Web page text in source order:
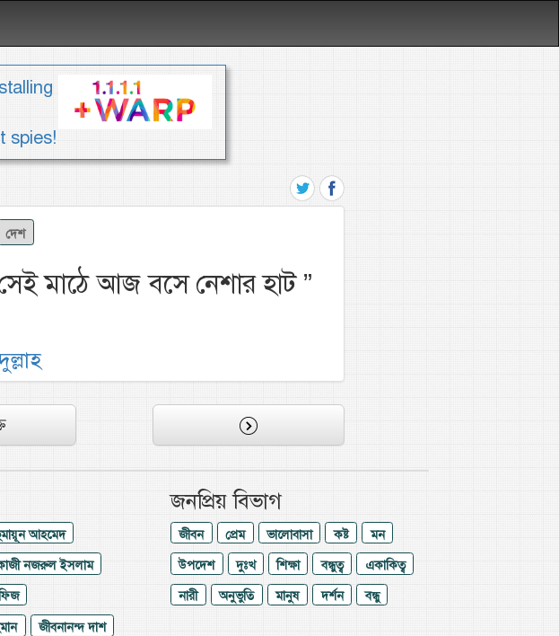
spies!
দেশ
মাঠে আজ বসে নেশার হাট”
আহমেদ
নজরুল ইসলাম
জীবনানন্দ দাশ
জনপ্রিয় বিভাগ
জীবন প্রেম ভালোবাসা কষ্ট
মন
উপদেশ
দুঃখ শিক্ষা বন্ধুত্ব
একাকিত্ব
নারী
অনুভুতি মানুষ দর্শন বন্ধু